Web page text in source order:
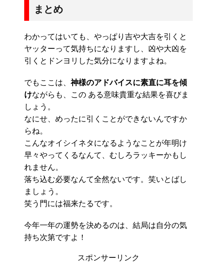
まとめ
わかってはいても、やっぱり吉や大吉を引くと
ヤッターって気持ちになりますし、凶や大凶を
引くとドンヨリした気分になりますよね。
でもここは、神様のアドバイスに素直に耳を傾
けながらも、この ある意味貴重な結果を喜びま
しょう。
なにせ、めったに引くことができないんですか
らね。
こんなオイシイネタになるようなことが年明け
早々やってくるなんて、むしろラッキーかもし
れません。
落ち込む必要なんて全然ないです。笑いとばし
ましょう。
笑う門には福来たるです。
今年一年の運勢を決めるのは、結局は自分の気
持ち次第ですよ！
スポンサーリンク